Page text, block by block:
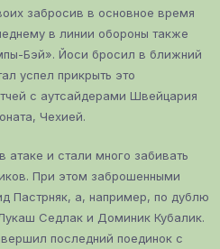
забросив в основное время
в линии обороны также
Бэй». Йоси бросил в ближний
успел прикрыть это
с аутсайдерами Швейцария
Чехией.
и стали много забивать
При этом заброшенными
Пастрняк, а, например, по дублю
Седлак и Доминик Кубалик.
последний поединок с